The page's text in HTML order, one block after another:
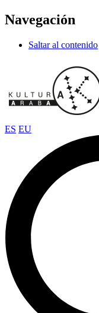
Navegación
Saltar al contenido
ES EU